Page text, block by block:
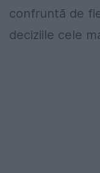
confruntă de
deciziile cele